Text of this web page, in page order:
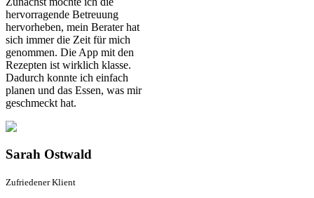
hervorragende Betreuung
hervorheben, mein Berater hat
sich immer die Zeit für mich
genommen. Die App mit den
Rezepten ist wirklich klasse.
Dadurch konnte ich einfach
planen und das Essen, was mir
geschmeckt hat.
Sarah Ostwald
Zufriedener Klient